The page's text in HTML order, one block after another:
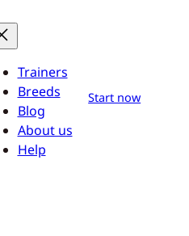
Trainers
Breeds
Blog
About us
Help
Start now